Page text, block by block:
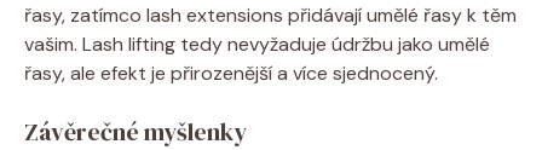
řasy,‌ zatímco lash extensions‍ přidávají umělé řasy k⁤ těm
vašim. Lash lifting tedy nevyžaduje údržbu jako umělé
‌řasy, ‍ale⁣ efekt je‌ přirozenější a více ‌sjednocený.⁢
Závěrečné ⁤myšlenky